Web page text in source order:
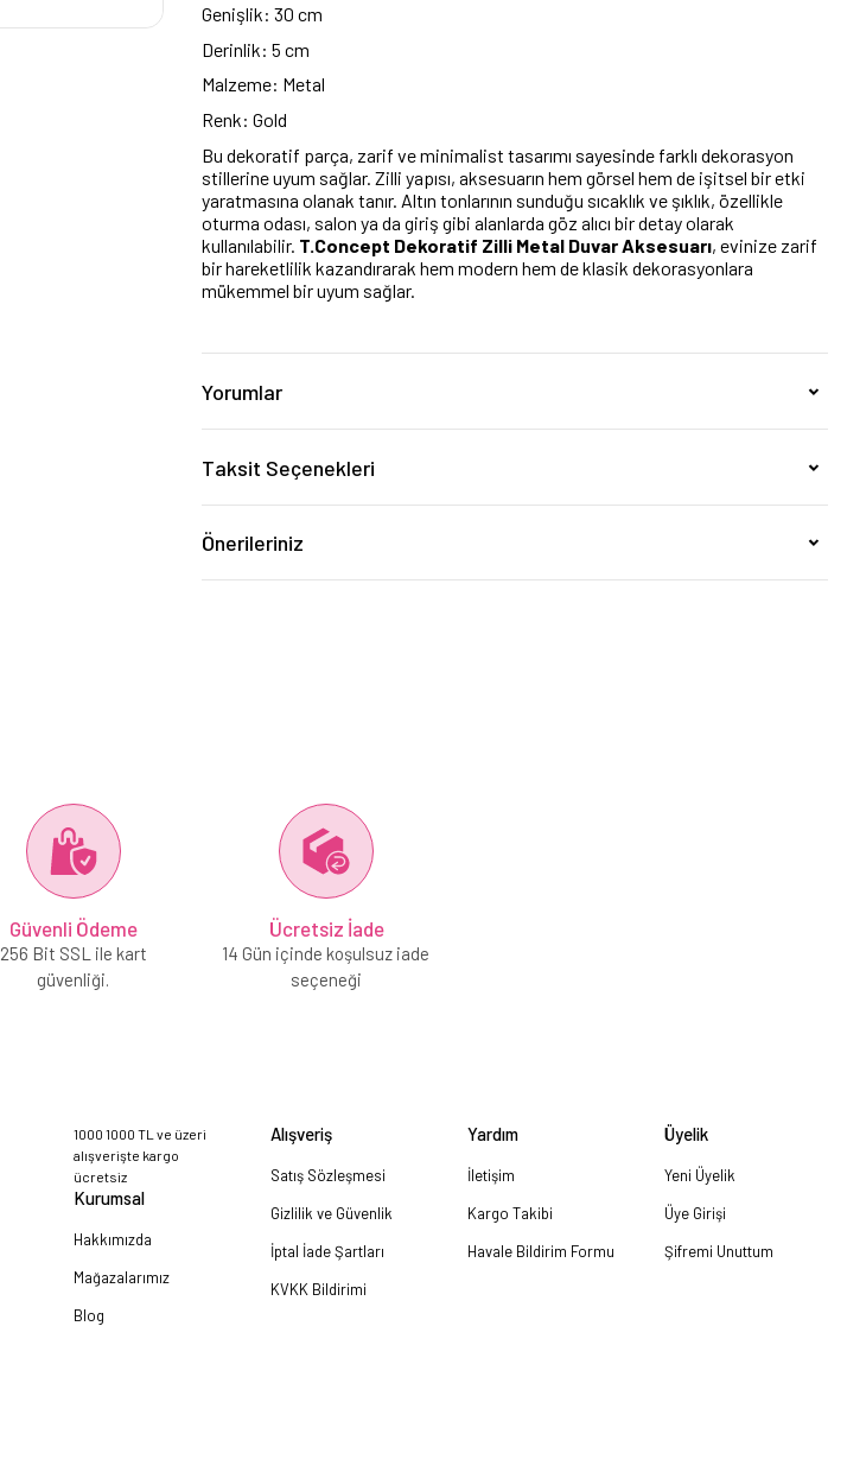
Genişlik: 30 cm
Derinlik: 5 cm
Malzeme: Metal
Renk: Gold
Bu dekoratif parça, zarif ve minimalist tasarımı sayesinde farklı dekorasyon
stillerine uyum sağlar. Zilli yapısı, aksesuarın hem görsel hem de işitsel bir etki
yaratmasına olanak tanır. Altın tonlarının sunduğu sıcaklık ve şıklık, özellikle
oturma odası, salon ya da giriş gibi alanlarda göz alıcı bir detay olarak
kullanılabilir. T.Concept Dekoratif Zilli Metal Duvar Aksesuarı, evinize zarif
bir hareketlilik kazandırarak hem modern hem de klasik dekorasyonlara
mükemmel bir uyum sağlar.
Yorumlar
Taksit Seçenekleri
Önerileriniz
Güvenli Ödeme
256 Bit SSL ile kart
güvenliği.
Ücretsiz İade
14 Gün içinde koşulsuz iade
seçeneği
1000 1000 TL ve üzeri
alışverişte kargo
ücretsiz
Kurumsal
Hakkımızda
Mağazalarımız
Blog
Alışveriş
Satış Sözleşmesi
Gizlilik ve Güvenlik
İptal İade Şartları
KVKK Bildirimi
Yardım
İletişim
Kargo Takibi
Havale Bildirim Formu
Üyelik
Yeni Üyelik
Üye Girişi
Şifremi Unuttum